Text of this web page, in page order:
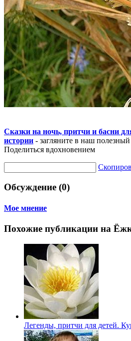
Сказки на ночь, притчи и басни
истории - загляните в наш полезный
Поделиться вдохновением
Обсуждение (0)
Мое мнение
Похожие публикации на
Легенды, притчи для детей.